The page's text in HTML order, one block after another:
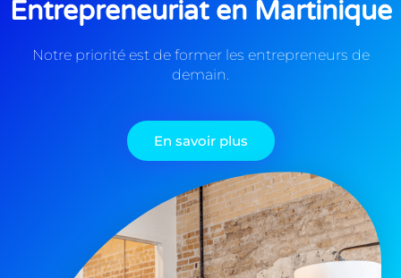
Entrepreneuriat en Martinique
Notre priorité est de former les entrepreneurs de
demain.
En savoir plus